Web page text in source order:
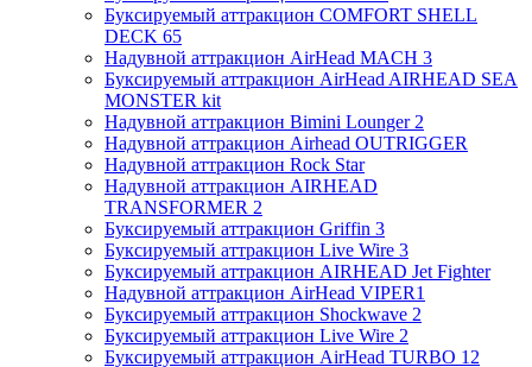
Буксируемый аттракцион COMFORT SHELL
DECK 65
Надувной аттракцион AirHead MACH 3
Буксируемый аттракцион AirHead AIRHEAD SEA
MONSTER kit
Надувной аттракцион Bimini Lounger 2
Надувной аттракцион Airhead OUTRIGGER
Надувной аттракцион Rock Star
Надувной аттракцион AIRHEAD
TRANSFORMER 2
Буксируемый аттракцион Griffin 3
Буксируемый аттракцион Live Wire 3
Буксируемый аттракцион AIRHEAD Jet Fighter
Надувной аттракцион AirHead VIPER1
Буксируемый аттракцион Shockwave 2
Буксируемый аттракцион Live Wire 2
Буксируемый аттракцион AirHead TURBO 12